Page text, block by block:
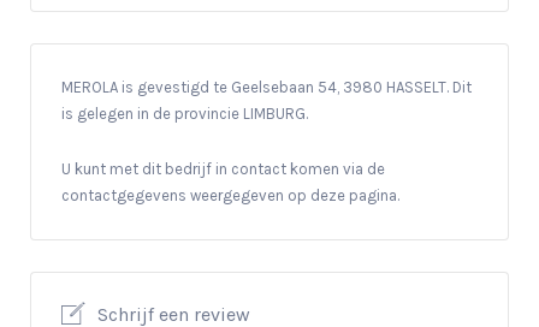
MEROLA is gevestigd te Geelsebaan 54, 3980 HASSELT. Dit
is gelegen in de provincie LIMBURG.
U kunt met dit bedrijf in contact komen via de
contactgegevens weergegeven op deze pagina.
Schrijf een review